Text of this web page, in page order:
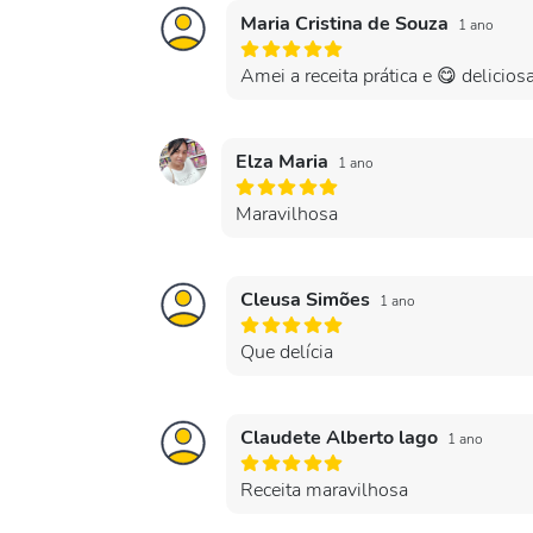
Maria Cristina de Souza 1 ano
Amei a receita prática e 😋
Elza Maria 1 ano
Maravilhosa
Cleusa Simões 1 ano
Que delícia
Claudete Alberto lago 1 ano
Receita maravilhosa